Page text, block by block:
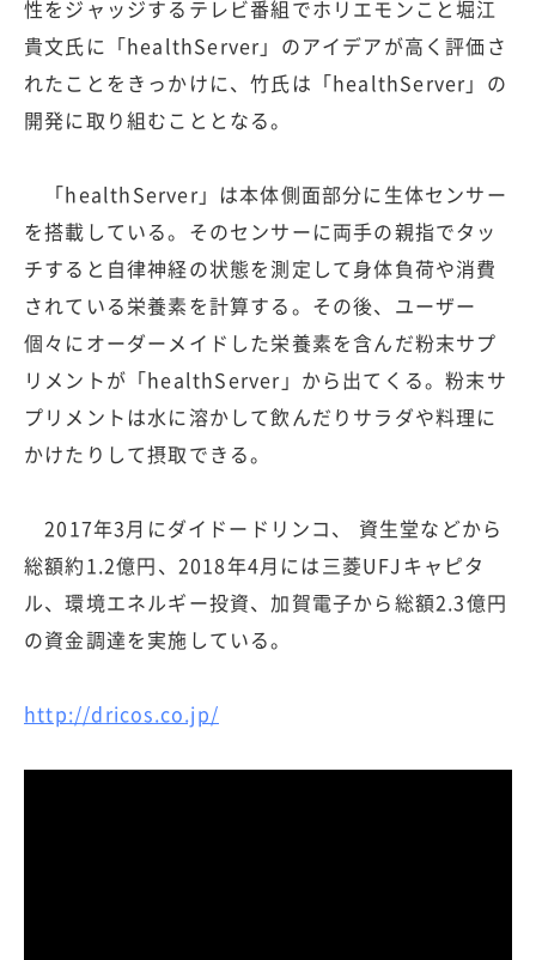
性をジャッジするテレビ番組でホリエモンこと堀江
貴文氏に「healthServer」のアイデアが高く評価さ
れたことをきっかけに、竹氏は「healthServer」の
開発に取り組むこととなる。
「healthServer」は本体側面部分に生体センサー
を搭載している。そのセンサーに両手の親指でタッ
チすると自律神経の状態を測定して身体負荷や消費
されている栄養素を計算する。その後、ユーザー
個々にオーダーメイドした栄養素を含んだ粉末サプ
リメントが「healthServer」から出てくる。粉末サ
プリメントは水に溶かして飲んだりサラダや料理に
かけたりして摂取できる。
2017年3月にダイドードリンコ、 資生堂などから
総額約1.2億円、2018年4月には三菱UFJキャピタ
ル、環境エネルギー投資、加賀電子から総額2.3億円
の資金調達を実施している。
http://dricos.co.jp/